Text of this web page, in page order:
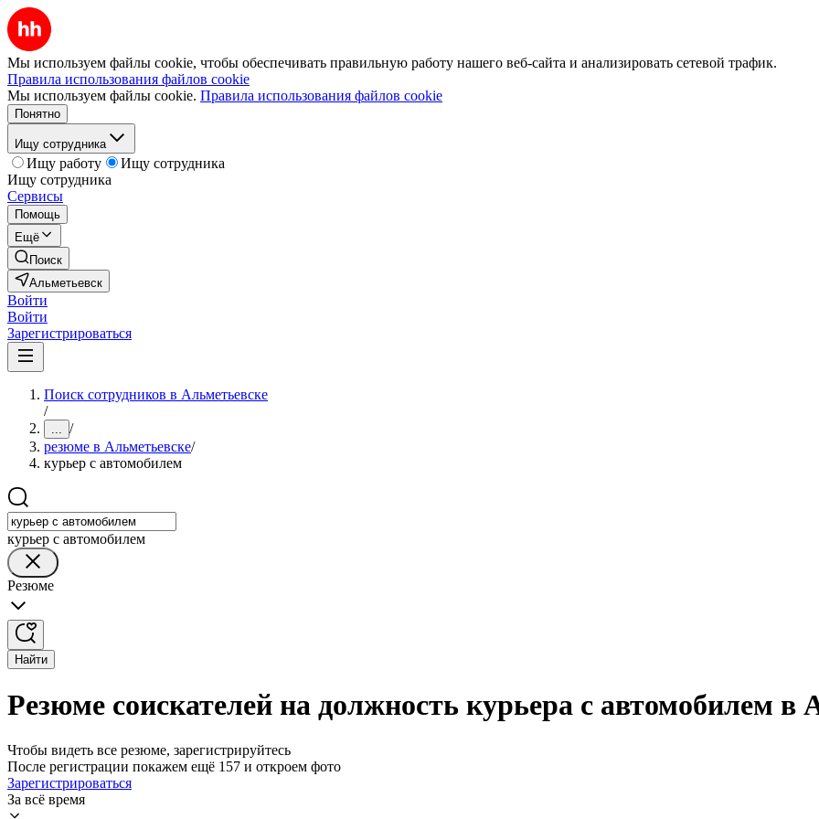
Мы используем файлы cookie, чтобы обеспечивать правильную работу нашего веб-сайта и анализировать сетевой трафик.
Правила использования файлов cookie
Мы используем файлы cookie. Правила использования файлов cookie
Понятно
Ищу сотрудника
Ищу работу
Ищу сотрудника
Ищу сотрудника
Сервисы
Помощь
Ещё
Поиск
Альметьевск
Войти
Войти
Зарегистрироваться
Поиск сотрудников в Альметьевске
/
... /
резюме в Альметьевске/
курьер с автомобилем
курьер с автомобилем
Резюме
Найти
Резюме соискателей на должность курьера с автомобилем в
Чтобы видеть все резюме, зарегистрируйтесь
После регистрации покажем ещё 157 и откроем фото
Зарегистрироваться
За всё время